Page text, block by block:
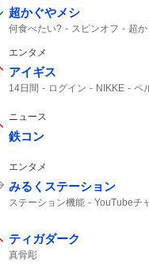
超かぐやメシ
何食べたい? スピンオフ
超
京都 IP書店
エンタメ
アイギス
14日間 ログイン NIKKE ペ
ニュース
鉄コン
エンタメ
みるくステーション
ステーション機能 YouTubeチ
ティガダーク
真骨彫